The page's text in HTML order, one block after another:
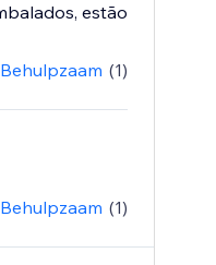
estão
Behulpzaam (1)
Behulpzaam (1)